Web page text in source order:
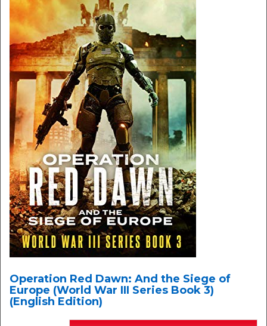
Operation Red Dawn: And the Siege of
Europe (World War III Series Book 3)
(English Edition)